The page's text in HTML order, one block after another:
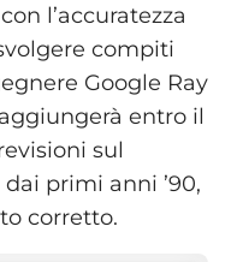
l’accuratezza
compiti
Google Ray
entro il
sul
primi anni ’90,
corretto.